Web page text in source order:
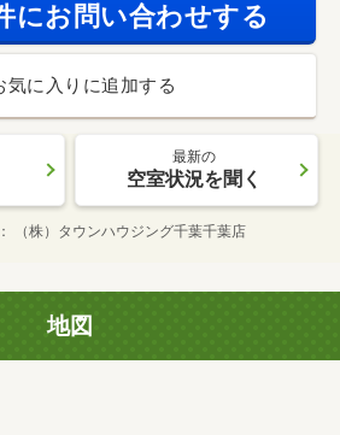
にお問い合わせする
気に入りに追加する
最新の
空室状況を聞く
（株）タウンハウジング千葉千葉店
地図